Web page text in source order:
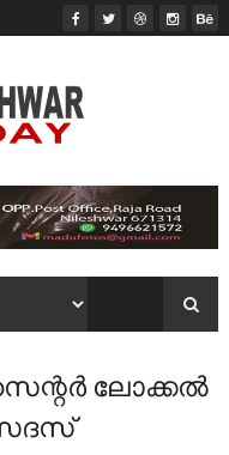
ലോക്കൽ
സദസ്